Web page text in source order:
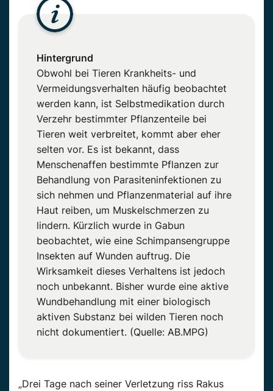
Hintergrund
Obwohl bei Tieren Krankheits- und
Vermeidungsverhalten häufig beobachtet
werden kann, ist Selbstmedikation durch
Verzehr bestimmter Pflanzenteile bei
Tieren weit verbreitet, kommt aber eher
selten vor. Es ist bekannt, dass
Menschenaffen bestimmte Pflanzen zur
Behandlung von Parasiteninfektionen zu
sich nehmen und Pflanzenmaterial auf ihre
Haut reiben, um Muskelschmerzen zu
lindern. Kürzlich wurde in Gabun
beobachtet, wie eine Schimpansengruppe
Insekten auf Wunden auftrug. Die
Wirksamkeit dieses Verhaltens ist jedoch
noch unbekannt. Bisher wurde eine aktive
Wundbehandlung mit einer biologisch
aktiven Substanz bei wilden Tieren noch
nicht dokumentiert. (Quelle: AB.MPG)
„Drei Tage nach seiner Verletzung riss Rakus